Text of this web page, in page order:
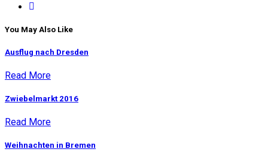
You May Also Like
Ausflug nach Dresden
Read More
Zwiebelmarkt 2016
Read More
Weihnachten in Bremen